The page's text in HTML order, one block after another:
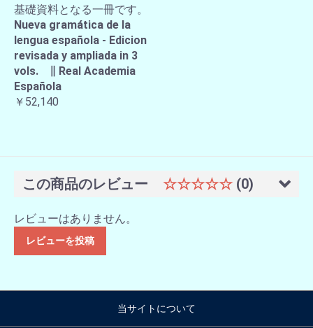
基礎資料となる一冊です。
Nueva gramática de la
lengua española - Edicion
revisada y ampliada in 3
vols. ∥ Real Academia
Española
￥52,140
この商品のレビュー ☆☆☆☆☆ (0)
レビューはありません。
レビューを投稿
当サイトについて